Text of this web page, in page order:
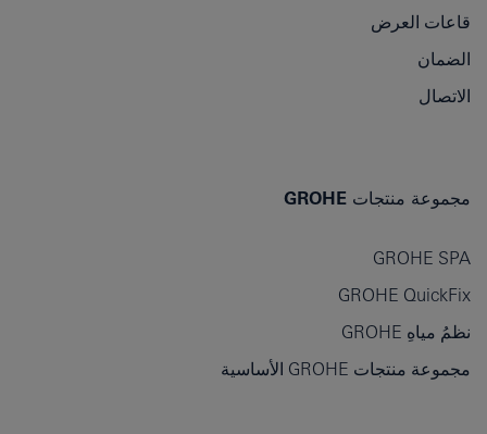
قاعات العرض
الضمان
الاتصال
مجموعة منتجات GROHE
GROHE SPA
GROHE QuickFix
نظمُ مياهِ GROHE
مجموعة منتجات GROHE الأساسية